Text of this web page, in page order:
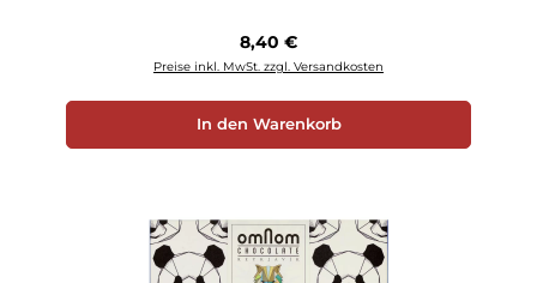
Regulärer Preis:
8,40 €
Preise inkl. MwSt. zzgl. Versandkosten
In den Warenkorb